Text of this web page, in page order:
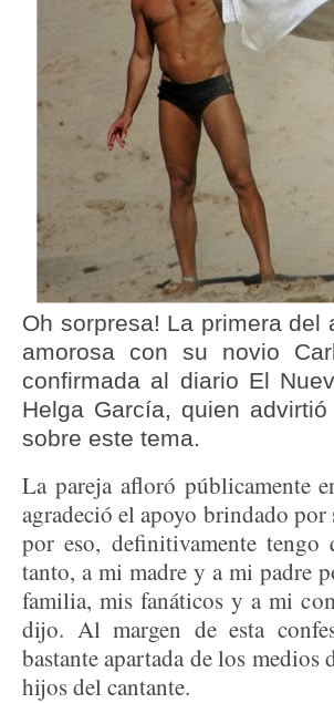
Oh sorpresa! La primera
amorosa con su novio
confirmada al diario El
Helga García, quien
sobre este tema.
La pareja afloró públicamente
agradeció el apoyo brindado
por eso, definitivamente tengo
tanto, a mi madre y a mi padre
familia, mis fanáticos y a mi
dijo. Al margen de esta
bastante apartada de los
hijos del cantante.